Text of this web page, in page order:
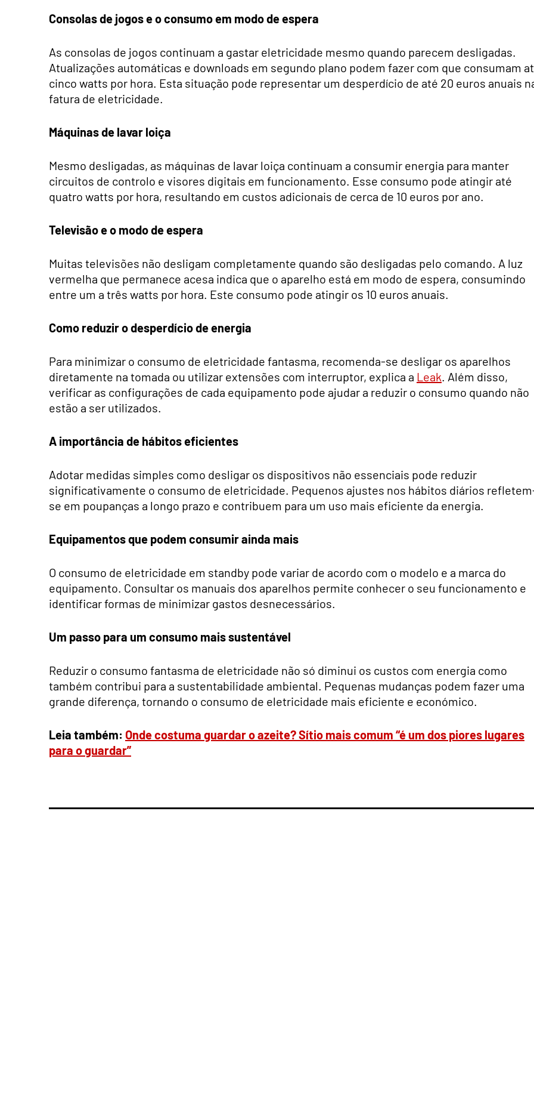
Consolas de jogos e o consumo em modo de espera
As consolas de jogos continuam a gastar eletricidade mesmo quando parecem desligadas.
Atualizações automáticas e downloads em segundo plano podem fazer com que consumam
cinco watts por hora. Esta situação pode representar um desperdício de até 20 euros anuais
fatura de eletricidade.
Máquinas de lavar loiça
Mesmo desligadas, as máquinas de lavar loiça continuam a consumir energia para manter
circuitos de controlo e visores digitais em funcionamento. Esse consumo pode atingir até
quatro watts por hora, resultando em custos adicionais de cerca de 10 euros por ano.
Televisão e o modo de espera
Muitas televisões não desligam completamente quando são desligadas pelo comando. A luz
vermelha que permanece acesa indica que o aparelho está em modo de espera, consumindo
entre um a três watts por hora. Este consumo pode atingir os 10 euros anuais.
Como reduzir o desperdício de energia
Para minimizar o consumo de eletricidade fantasma, recomenda-se desligar os aparelhos
diretamente na tomada ou utilizar extensões com interruptor, explica a Leak . Além disso,
verificar as configurações de cada equipamento pode ajudar a reduzir o consumo quando não
estão a ser utilizados.
A importância de hábitos eficientes
Adotar medidas simples como desligar os dispositivos não essenciais pode reduzir
significativamente o consumo de eletricidade. Pequenos ajustes nos hábitos diários
se em poupanças a longo prazo e contribuem para um uso mais eficiente da energia.
Equipamentos que podem consumir ainda mais
O consumo de eletricidade em standby pode variar de acordo com o modelo e a marca do
equipamento. Consultar os manuais dos aparelhos permite conhecer o seu funcionamento e
identificar formas de minimizar gastos desnecessários.
Um passo para um consumo mais sustentável
Reduzir o consumo fantasma de eletricidade não só diminui os custos com energia como
também contribui para a sustentabilidade ambiental. Pequenas mudanças podem fazer uma
grande diferença, tornando o consumo de eletricidade mais eficiente e económico.
Leia também: Onde costuma guardar o azeite? Sítio mais comum “é um dos piores lugares
para o guardar”